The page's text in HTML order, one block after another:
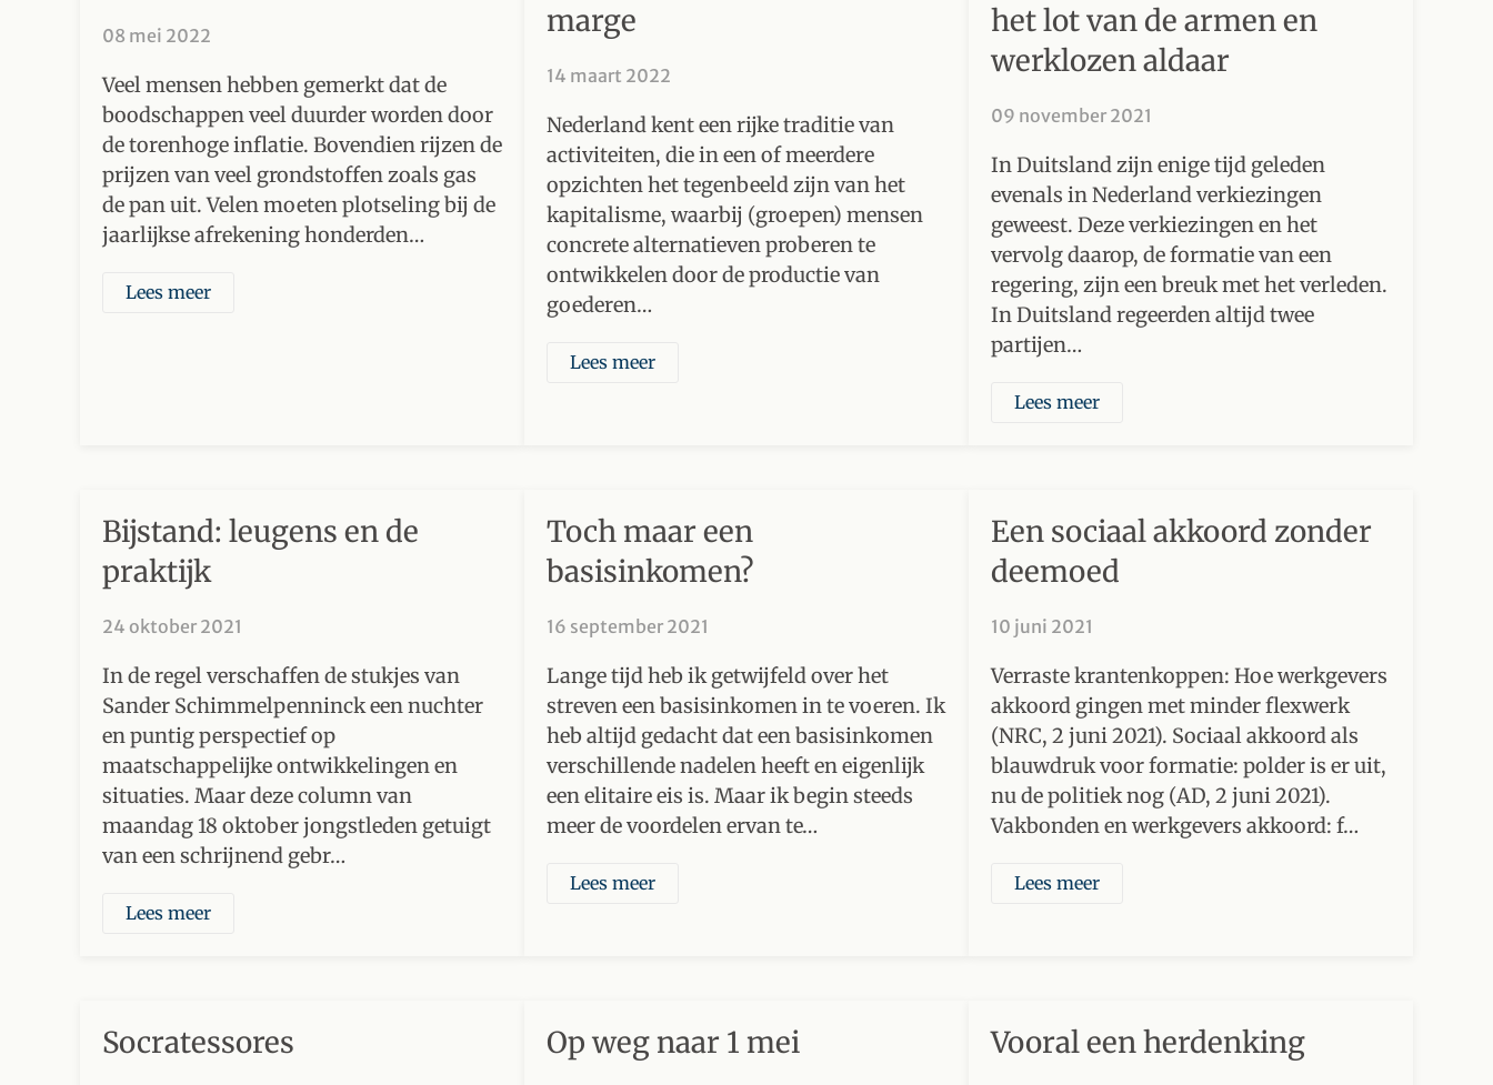
08 mei 2022
Veel mensen hebben gemerkt dat de
boodschappen veel duurder worden door
de torenhoge inflatie. Bovendien rijzen de
prijzen van veel grondstoffen zoals gas
de pan uit. Velen moeten plotseling bij de
jaarlijkse afrekening honderden…
Lees meer
marge
14 maart 2022
Nederland kent een rijke traditie van
activiteiten, die in een of meerdere
opzichten het tegenbeeld zijn van het
kapitalisme, waarbij (groepen) mensen
concrete alternatieven proberen te
ontwikkelen door de productie van
goederen…
Lees meer
het lot van de armen en
werklozen aldaar
09 november 2021
In Duitsland zijn enige tijd geleden
evenals in Nederland verkiezingen
geweest. Deze verkiezingen en het
vervolg daarop, de formatie van een
regering, zijn een breuk met het verleden.
In Duitsland regeerden altijd twee
partijen…
Lees meer
Bijstand: leugens en de
praktijk
24 oktober 2021
In de regel verschaffen de stukjes van
Sander Schimmelpenninck een nuchter
en puntig perspectief op
maatschappelijke ontwikkelingen en
situaties. Maar deze column van
maandag 18 oktober jongstleden getuigt
van een schrijnend gebr…
Lees meer
Toch maar een
basisinkomen?
16 september 2021
Lange tijd heb ik getwijfeld over het
streven een basisinkomen in te voeren. Ik
heb altijd gedacht dat een basisinkomen
verschillende nadelen heeft en eigenlijk
een elitaire eis is. Maar ik begin steeds
meer de voordelen ervan te…
Lees meer
Een sociaal akkoord zonder
deemoed
10 juni 2021
Verraste krantenkoppen: Hoe werkgevers
akkoord gingen met minder flexwerk
(NRC, 2 juni 2021). Sociaal akkoord als
blauwdruk voor formatie: polder is er uit,
nu de politiek nog (AD, 2 juni 2021).
Vakbonden en werkgevers akkoord: f…
Lees meer
Socratessores Op weg naar 1 mei Vooral een herdenking